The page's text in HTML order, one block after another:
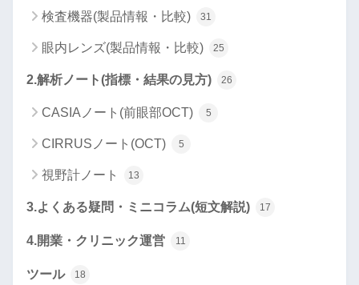
検査機器(製品情報・比較) 31
眼内レンズ(製品情報・比較) 25
2.解析ノート(指標・結果の見方) 26
CASIAノート(前眼部OCT) 5
CIRRUSノート(OCT) 5
視野計ノート 13
3.よくある疑問・ミニコラム(短文解説) 17
4.開業・クリニック運営 11
ツール 18